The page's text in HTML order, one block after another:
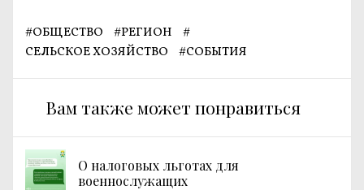
#ОБЩЕСТВО #РЕГИОН
#
СЕЛЬСКОЕ ХОЗЯЙСТВО
#СОБЫТИЯ
Вам также может понравиться
О налоговых льготах для
военнослужащих